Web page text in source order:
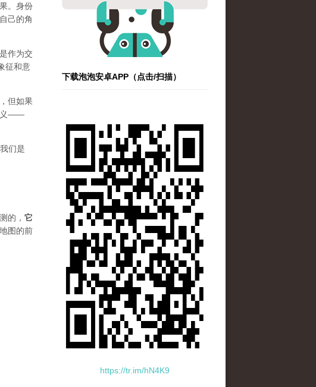
。身份
己的角
作为交
征和意
但如果
义——
们是
的， 它
图的前
下载泡泡安卓APP（点击/扫描）
https://tr.im/hN4K9